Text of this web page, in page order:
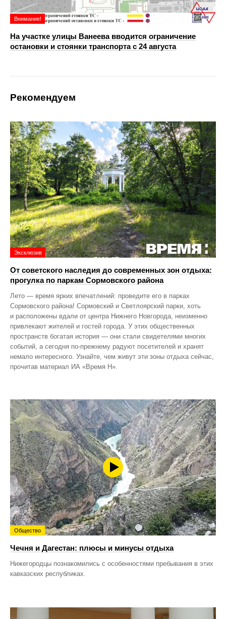
Внимание!
На участке улицы Ванеева вводится ограничение
остановки и стоянки транспорта с 24 августа
Рекомендуем
Эксклюзив
От советского наследия до современных зон отдыха:
прогулка по паркам Сормовского района
Лето — время ярких впечатлений: проведите его в парках
Сормовского района! Сормовский и Светлоярский парки, хоть
и расположены вдали от центра Нижнего Новгорода, неизменно
привлекают жителей и гостей города. У этих общественных
пространств богатая история — они стали свидетелями многих
событий, а сегодня по‑прежнему радуют посетителей и хранят
немало интересного. Узнайте, чем живут эти зоны отдыха сейчас,
прочитав материал ИА «Время Н».
Общество
Чечня и Дагестан: плюсы и минусы отдыха
Нижегородцы познакомились с особенностями пребывания в этих
кавказских республиках.